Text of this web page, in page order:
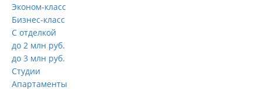
Эконом-класс
Бизнес-класс
С отделкой
до 2 млн руб.
до 3 млн руб.
Студии
Апартаменты